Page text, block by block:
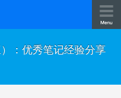
）：优秀笔记经验分享